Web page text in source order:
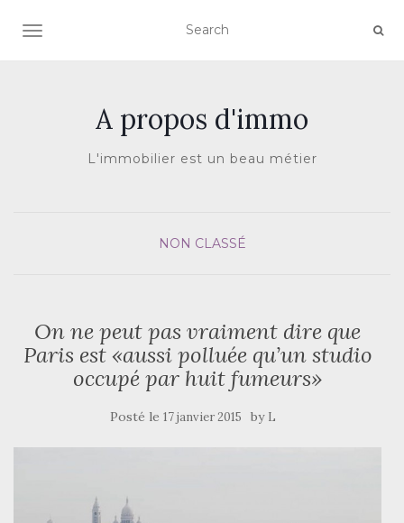
AFFICHER/MASQUER LA NAVIGATION
A propos d'immo
L'immobilier est un beau métier
NON CLASSÉ
On ne peut pas vraiment dire que
Paris est «aussi polluée qu’un studio
occupé par huit fumeurs»
Posté le 17 janvier 2015 by L